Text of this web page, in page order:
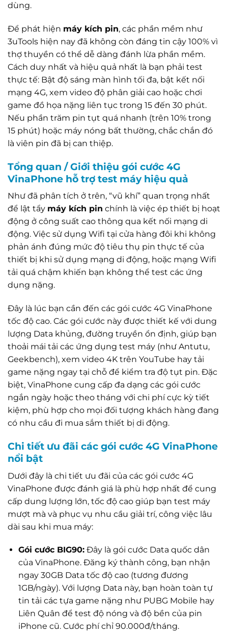
dùng.
Để phát hiện máy kích pin, các phần mềm như
3uTools hiện nay đã không còn đáng tin cậy 100% vì
thợ thuyền có thể dễ dàng đánh lừa phần mềm.
Cách duy nhất và hiệu quả nhất là bạn phải test
thực tế: Bật độ sáng màn hình tối đa, bật kết nối
mạng 4G, xem video độ phân giải cao hoặc chơi
game đồ họa nặng liên tục trong 15 đến 30 phút.
Nếu phần trăm pin tụt quá nhanh (trên 10% trong
15 phút) hoặc máy nóng bất thường, chắc chắn đó
là viên pin đã bị can thiệp.
Tổng quan / Giới thiệu gói cước 4G
VinaPhone hỗ trợ test máy hiệu quả
Như đã phân tích ở trên, “vũ khí” quan trọng nhất
để lật tẩy máy kích pin chính là việc ép thiết bị hoạt
động ở công suất cao thông qua kết nối mạng di
động. Việc sử dụng Wifi tại cửa hàng đôi khi không
phản ánh đúng mức độ tiêu thụ pin thực tế của
thiết bị khi sử dụng mạng di động, hoặc mạng Wifi
tải quá chậm khiến bạn không thể test các ứng
dụng nặng.
Đây là lúc bạn cần đến các gói cước 4G VinaPhone
tốc độ cao. Các gói cước này được thiết kế với dung
lượng Data khủng, đường truyền ổn định, giúp bạn
thoải mái tải các ứng dụng test máy (như Antutu,
Geekbench), xem video 4K trên YouTube hay tải
game nặng ngay tại chỗ để kiểm tra độ tụt pin. Đặc
biệt, VinaPhone cung cấp đa dạng các gói cước
ngắn ngày hoặc theo tháng với chi phí cực kỳ tiết
kiệm, phù hợp cho mọi đối tượng khách hàng đang
có nhu cầu đi mua sắm thiết bị di động.
Chi tiết ưu đãi các gói cước 4G VinaPhone
nổi bật
Dưới đây là chi tiết ưu đãi của các gói cước 4G
VinaPhone được đánh giá là phù hợp nhất để cung
cấp dung lượng lớn, tốc độ cao giúp bạn test máy
mượt mà và phục vụ nhu cầu giải trí, công việc lâu
dài sau khi mua máy:
Gói cước BIG90:Đây là gói cước Data quốc dân
của VinaPhone. Đăng ký thành công, bạn nhận
ngay 30GB Data tốc độ cao (tương đương
1GB/ngày). Với lượng Data này, bạn hoàn toàn tự
tin tải các tựa game nặng như PUBG Mobile hay
Liên Quân để test độ nóng và độ bền của pin
iPhone cũ. Cước phí chỉ 90.000đ/tháng.